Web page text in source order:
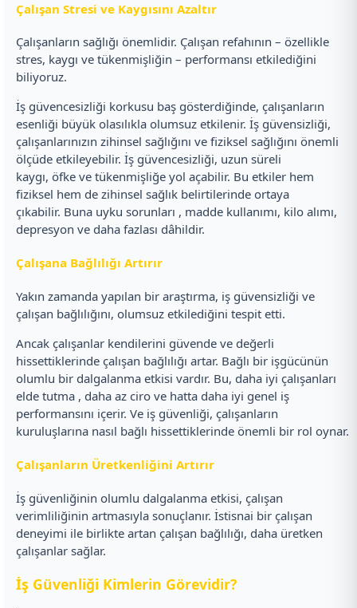
Çalışan Stresi ve Kaygısını Azaltır
Çalışanların sağlığı önemlidir. Çalışan refahının – özellikle
stres, kaygı ve tükenmişliğin – performansı etkilediğini
biliyoruz.
İş güvencesizliği korkusu baş gösterdiğinde, çalışanların
esenliği büyük olasılıkla olumsuz etkilenir. İş güvensizliği,
çalışanlarınızın zihinsel sağlığını ve fiziksel sağlığını önemli
ölçüde etkileyebilir. İş güvencesizliği, uzun süreli
kaygı, öfke ve tükenmişliğe yol açabilir. Bu etkiler hem
fiziksel hem de zihinsel sağlık belirtilerinde ortaya
çıkabilir. Buna uyku sorunları , madde kullanımı, kilo alımı,
depresyon ve daha fazlası dâhildir.
Çalışana Bağlılığı Artırır
Yakın zamanda yapılan bir araştırma, iş güvensizliği ve
çalışan bağlılığını, olumsuz etkilediğini tespit etti.
Ancak çalışanlar kendilerini güvende ve değerli
hissettiklerinde çalışan bağlılığı artar. Bağlı bir işgücünün
olumlu bir dalgalanma etkisi vardır. Bu, daha iyi çalışanları
elde tutma , daha az ciro ve hatta daha iyi genel iş
performansını içerir. Ve iş güvenliği, çalışanların
kuruluşlarına nasıl bağlı hissettiklerinde önemli bir rol oynar.
Çalışanların Üretkenliğini Artırır
İş güvenliğinin olumlu dalgalanma etkisi, çalışan
verimliliğinin artmasıyla sonuçlanır. İstisnai bir çalışan
deneyimi ile birlikte artan çalışan bağlılığı, daha üretken
çalışanlar sağlar.
İş Güvenliği Kimlerin Görevidir?